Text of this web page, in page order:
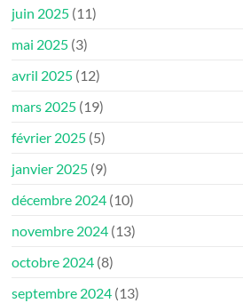
juin 2025 (11)
mai 2025 (3)
avril 2025 (12)
mars 2025 (19)
février 2025 (5)
janvier 2025 (9)
décembre 2024 (10)
novembre 2024 (13)
octobre 2024 (8)
septembre 2024 (13)